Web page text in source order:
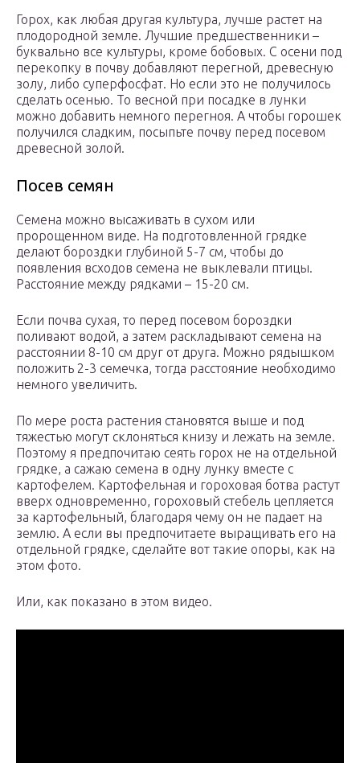
Горох, как любая другая культура, лучше растет на
плодородной земле. Лучшие предшественники –
буквально все культуры, кроме бобовых. С осени под
перекопку в почву добавляют перегной, древесную
золу, либо суперфосфат. Но если это не получилось
сделать осенью. То весной при посадке в лунки
можно добавить немного перегноя. А чтобы горошек
получился сладким, посыпьте почву перед посевом
древесной золой.
Посев семян
Семена можно высаживать в сухом или
пророщенном виде. На подготовленной грядке
делают бороздки глубиной 5-7 см, чтобы до
появления всходов семена не выклевали птицы.
Расстояние между рядками – 15-20 см.
Если почва сухая, то перед посевом бороздки
поливают водой, а затем раскладывают семена на
расстоянии 8-10 см друг от друга. Можно рядышком
положить 2-3 семечка, тогда расстояние необходимо
немного увеличить.
По мере роста растения становятся выше и под
тяжестью могут склоняться книзу и лежать на земле.
Поэтому я предпочитаю сеять горох не на отдельной
грядке, а сажаю семена в одну лунку вместе с
картофелем. Картофельная и гороховая ботва растут
вверх одновременно, гороховый стебель цепляется
за картофельный, благодаря чему он не падает на
землю. А если вы предпочитаете выращивать его на
отдельной грядке, сделайте вот такие опоры, как на
этом фото.
Или, как показано в этом видео.